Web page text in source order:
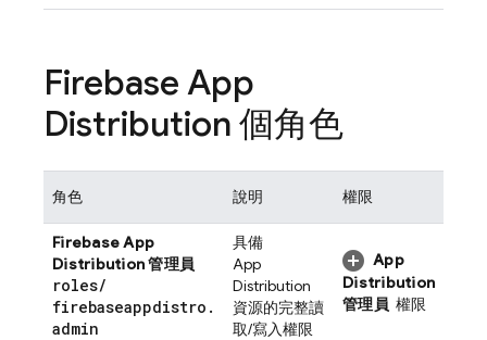
Firebase App
Distribution 個角色
角色 說明 權限
Firebase App
Distribution管理員
roles/
firebaseappdistro .
admin
具備
App
Distribution
資源的完整讀
取/寫入權限
App
Distribution
管理員 權限